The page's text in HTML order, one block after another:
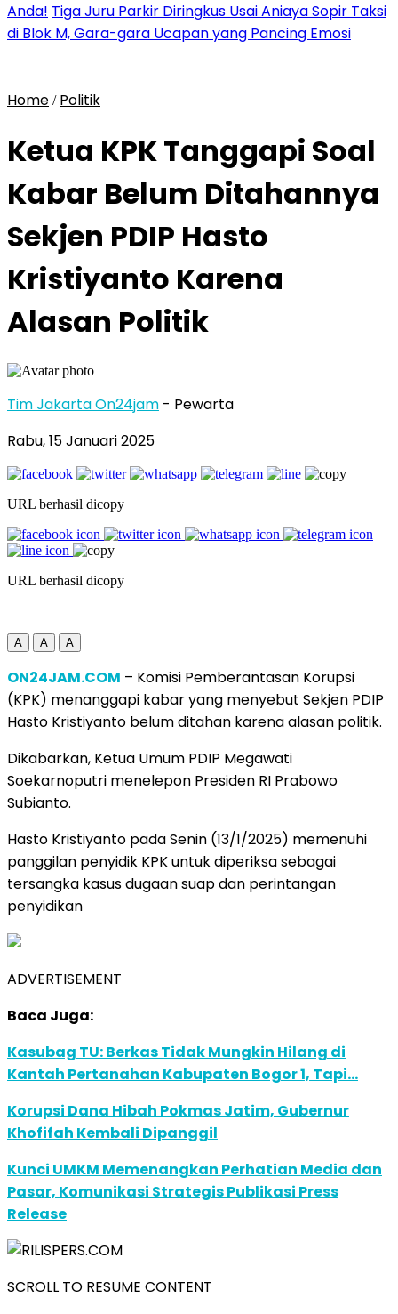
Anda! Tiga Juru Parkir Diringkus Usai Aniaya Sopir Taksi
di Blok M, Gara-gara Ucapan yang Pancing Emosi
Home / Politik
Ketua KPK Tanggapi Soal
Kabar Belum Ditahannya
Sekjen PDIP Hasto
Kristiyanto Karena
Alasan Politik
Tim Jakarta On24jam - Pewarta
Rabu, 15 Januari 2025
URL berhasil dicopy
URL berhasil dicopy
A A A
ON24JAM.COM – Komisi Pemberantasan Korupsi
(KPK) menanggapi kabar yang menyebut Sekjen PDIP
Hasto Kristiyanto belum ditahan karena alasan politik.
Dikabarkan, Ketua Umum PDIP Megawati
Soekarnoputri menelepon Presiden RI Prabowo
Subianto.
Hasto Kristiyanto pada Senin (13/1/2025) memenuhi
panggilan penyidik KPK untuk diperiksa sebagai
tersangka kasus dugaan suap dan perintangan
penyidikan
ADVERTISEMENT
Baca Juga:
Kasubag TU: Berkas Tidak Mungkin Hilang di
Kantah Pertanahan Kabupaten Bogor 1, Tapi…
Korupsi Dana Hibah Pokmas Jatim, Gubernur
Khofifah Kembali Dipanggil
Kunci UMKM Memenangkan Perhatian Media dan
Pasar, Komunikasi Strategis Publikasi Press
Release
SCROLL TO RESUME CONTENT